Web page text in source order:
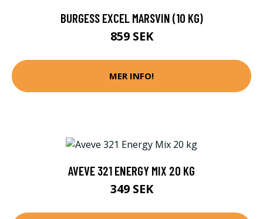
BURGESS EXCEL MARSVIN (10 KG)
859 SEK
MER INFO!
AVEVE 321 ENERGY MIX 20 KG
349 SEK